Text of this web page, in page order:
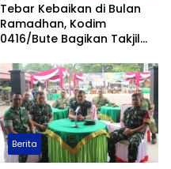
Tebar Kebaikan di Bulan
Ramadhan, Kodim
0416/Bute Bagikan Takjil
Berita